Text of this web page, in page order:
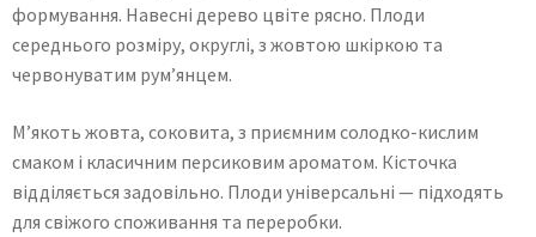
формування. Навесні дерево цвіте рясно. Плоди
середнього розміру, округлі, з жовтою шкіркою та
червонуватим рум’янцем.
М’якоть жовта, соковита, з приємним солодко-кислим
смаком і класичним персиковим ароматом. Кісточка
відділяється задовільно. Плоди універсальні — підходять
для свіжого споживання та переробки.